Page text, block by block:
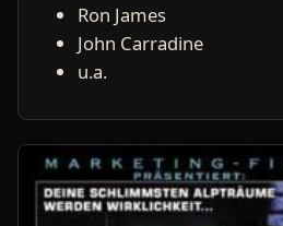
Ron James
John Carradine
u.a.